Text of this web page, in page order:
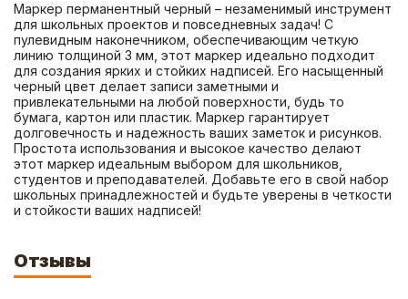
Маркер перманентный черный – незаменимый инструмент
для школьных проектов и повседневных задач! С
пулевидным наконечником, обеспечивающим четкую
линию толщиной 3 мм, этот маркер идеально подходит
для создания ярких и стойких надписей. Его насыщенный
черный цвет делает записи заметными и
привлекательными на любой поверхности, будь то
бумага, картон или пластик. Маркер гарантирует
долговечность и надежность ваших заметок и рисунков.
Простота использования и высокое качество делают
этот маркер идеальным выбором для школьников,
студентов и преподавателей. Добавьте его в свой набор
школьных принадлежностей и будьте уверены в четкости
и стойкости ваших надписей!
Отзывы